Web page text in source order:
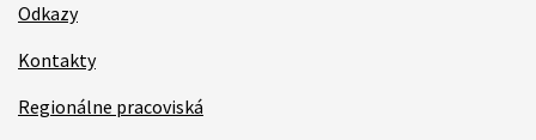
Odkazy
Kontakty
Regionálne pracoviská